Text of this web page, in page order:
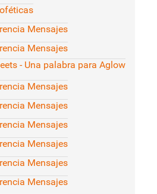
Mensajes
Mensajes
- Una palabra para Aglow
Mensajes
Mensajes
Mensajes
Mensajes
Mensajes
Mensajes